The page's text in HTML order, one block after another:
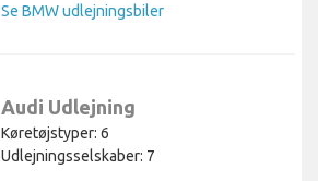
Se BMW udlejningsbiler
Audi Udlejning
Køretøjstyper: 6
Udlejningsselskaber: 7